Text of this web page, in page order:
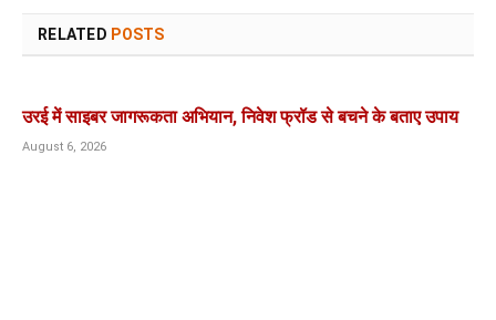
RELATED POSTS
उरई में साइबर जागरूकता अभियान, निवेश फ्रॉड से बचने के बताए उपाय
August 6, 2026